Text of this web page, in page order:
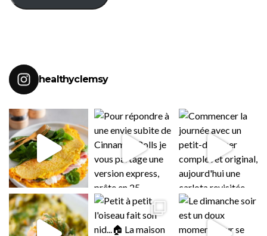
healthyclemsy